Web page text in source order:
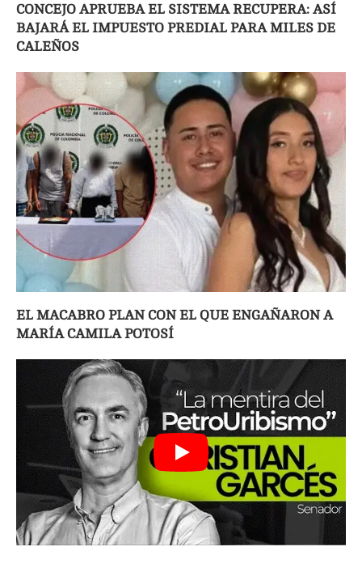
CONCEJO APRUEBA EL SISTEMA RECUPERA: ASÍ
BAJARÁ EL IMPUESTO PREDIAL PARA MILES DE
CALEÑOS
EL MACABRO PLAN CON EL QUE ENGAÑARON A
MARÍA CAMILA POTOSÍ